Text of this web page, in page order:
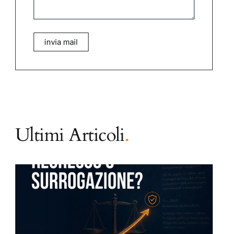
invia mail
Ultimi Articoli.